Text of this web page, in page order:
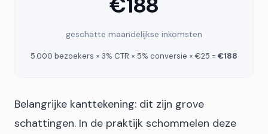
geschatte maandelijkse inkomsten
5.000 bezoekers × 3% CTR × 5% conversie × €25 =€188
Belangrijke kanttekening: dit zijn grove
schattingen. In de praktijk schommelen deze